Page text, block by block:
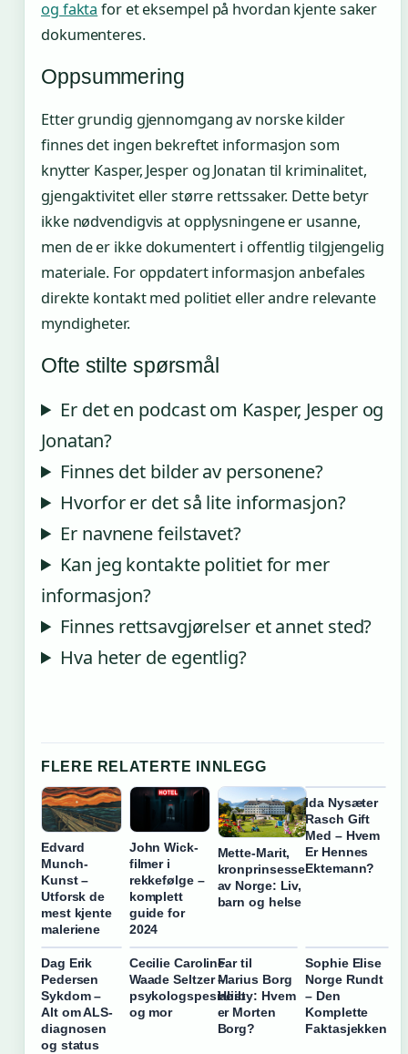
og fakta for et eksempel på hvordan kjente saker
dokumenteres.
Oppsummering
Etter grundig gjennomgang av norske kilder
finnes det ingen bekreftet informasjon som
knytter Kasper, Jesper og Jonatan til kriminalitet,
gjengaktivitet eller større rettssaker. Dette betyr
ikke nødvendigvis at opplysningene er usanne,
men de er ikke dokumentert i offentlig tilgjengelig
materiale. For oppdatert informasjon anbefales
direkte kontakt med politiet eller andre relevante
myndigheter.
Ofte stilte spørsmål
Er det en podcast om Kasper, Jesper og
Jonatan?
Finnes det bilder av personene?
Hvorfor er det så lite informasjon?
Er navnene feilstavet?
Kan jeg kontakte politiet for mer
informasjon?
Finnes rettsavgjørelser et annet sted?
Hva heter de egentlig?
FLERE RELATERTE INNLEGG
Edvard
Munch-
Kunst –
Utforsk de
mest kjente
maleriene
John Wick-
filmer i
rekkefølge –
komplett
guide for
2024
Mette-Marit,
kronprinsesse
av Norge: Liv,
barn og helse
Ida Nysæter
Rasch Gift
Med – Hvem
Er Hennes
Ektemann?
Dag Erik
Pedersen
Sykdom –
Alt om ALS-
diagnosen
og status
Cecilie Caroline
Waade Seltzer –
psykologspesialist
og mor
Far til
Marius Borg
Høiby: Hvem
er Morten
Borg?
Sophie Elise
Norge Rundt
– Den
Komplette
Faktasjekken